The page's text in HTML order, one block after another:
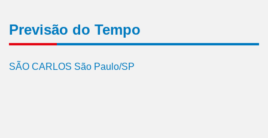
Previsão do Tempo
SÃO CARLOS São Paulo/SP